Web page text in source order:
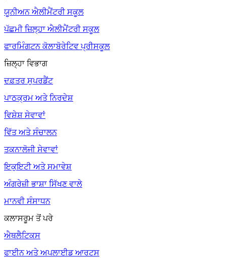
ਯੂਨੀਅਨ ਐਲੀਮੈਂਟਰੀ ਸਕੂਲ
ਪੱਛਮੀ ਜ਼ਿਲ੍ਹਾ ਐਲੀਮੈਂਟਰੀ ਸਕੂਲ
ਫਾਰਮਿੰਗਟਨ ਕੋਲਾਬੋਰੇਟਿਵ ਪ੍ਰੀਸਕੂਲ
ਜ਼ਿਲ੍ਹਾ ਵਿਭਾਗ
ਦਫ਼ਤਰ ਸੁਪਰਡੈਂਟ
ਪਾਠਕ੍ਰਮ ਅਤੇ ਨਿਰਦੇਸ਼
ਵਿਸ਼ੇਸ਼ ਸੇਵਾਵਾਂ
ਵਿੱਤ ਅਤੇ ਸੰਚਾਲਨ
ਤਕਨਾਲੋਜੀ ਸੇਵਾਵਾਂ
ਇਕੁਇਟੀ ਅਤੇ ਸਮਾਵੇਸ਼
ਅੰਗਰੇਜ਼ੀ ਭਾਸ਼ਾ ਸਿੱਖਣ ਵਾਲੇ
ਮਾਨਵੀ ਸੰਸਾਧਨ
ਕਲਾਸਰੂਮ ਤੋਂ ਪਰੇ
ਐਥਲੈਟਿਕਸ
ਫਾਈਨ ਅਤੇ ਅਪਲਾਈਡ ਆਰਟਸ